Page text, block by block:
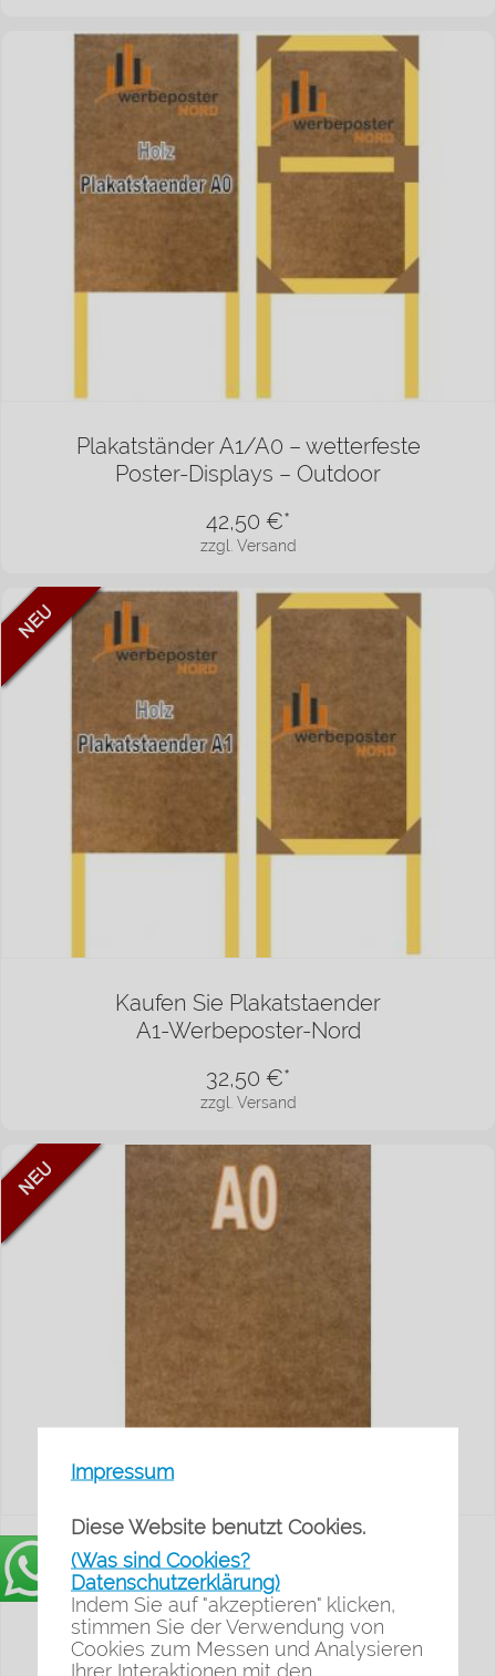
Impressum
Diese Website benutzt Cookies.
(Was sind Cookies?
Datenschutzerklärung)
Indem Sie auf "akzeptieren" klicken,
stimmen Sie der Verwendung von
Cookies zum Messen und Analysieren
Ihrer Interaktionen mit den
Plakatständer A1/A0 – wetterfeste
Poster-Displays – Outdoor
zzgl. Versand
42,50 €*
Kaufen Sie Plakatstaender
A1-Werbeposter-Nord
zzgl. Versand
32,50 €*
Hartfaserplatten A0 -
Werbeposter-Nord
zzgl. Versand
6,95€*